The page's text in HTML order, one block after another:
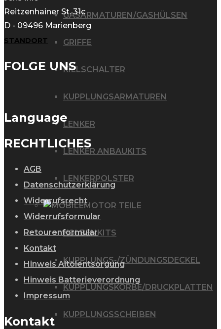
GASARMATUREN/GASHÜLSEN
GRIFFE
KILLSCHALTER
KUPPLUNGSARMATUREN
LENKER
LENKER ANBAUKITS
LENKERPOLSTER
MOTOR TEILE
KOLBENKITS
KUPPLUNGS-/ZÜNDUNGSDECKEL
KUPPLUNGSKÖRBE/DRUCKPLATTEN
KUPPLUNGSSCHEIBEN
Reitzenhainer St. 31c
D - 09496 Marienberg
STANDORT
FOLGE UNS
Language
RECHTLICHES
AGB
Datenschutzerklärung
Widerrufsrecht
Widerrufsformular
Retourenformular
Kontakt
Hinweis Altölentsorgung
Hinweis Batterieverordnung
Impressum
Kontakt